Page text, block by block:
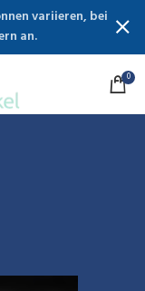
0
variieren, bei
an.